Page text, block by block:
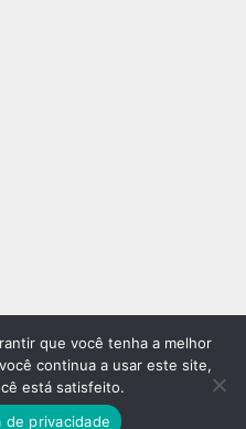
Portal Índice
que você tenha a melhor
continua a usar este site,
está satisfeito.
de privacidade